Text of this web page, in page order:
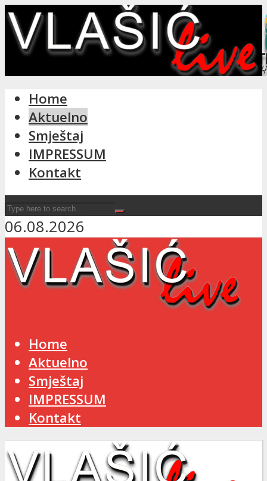
Facebook
Instagram
Home
Aktuelno
Smještaj
IMPRESSUM
Kontakt
06.08.2026
Home
Aktuelno
Smještaj
IMPRESSUM
Kontakt